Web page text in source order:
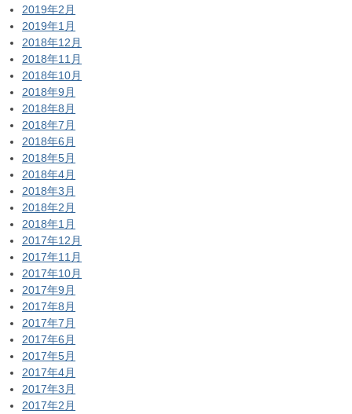
2019年2月
2019年1月
2018年12月
2018年11月
2018年10月
2018年9月
2018年8月
2018年7月
2018年6月
2018年5月
2018年4月
2018年3月
2018年2月
2018年1月
2017年12月
2017年11月
2017年10月
2017年9月
2017年8月
2017年7月
2017年6月
2017年5月
2017年4月
2017年3月
2017年2月